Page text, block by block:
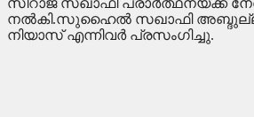
സിറാജ് സഖാഫി പ്രാർത്ഥനയ്ക്ക്
നൽകി.സുഹൈൽ സഖാഫി അബ്ദുല്ല
നിയാസ് എന്നിവർ പ്രസംഗിച്ചു.